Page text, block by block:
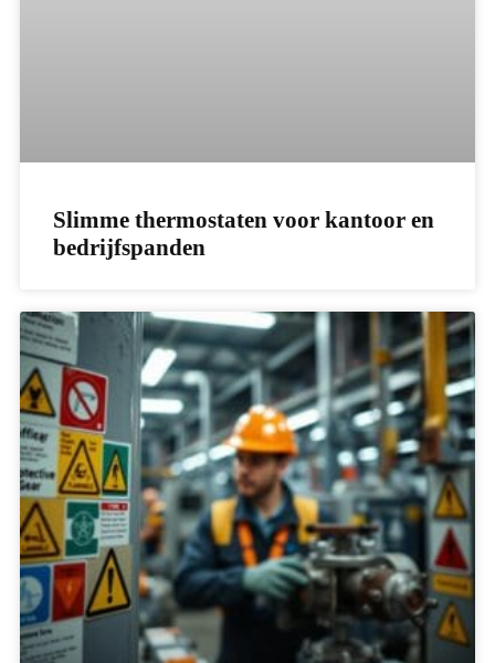
Slimme thermostaten voor kantoor en
bedrijfspanden